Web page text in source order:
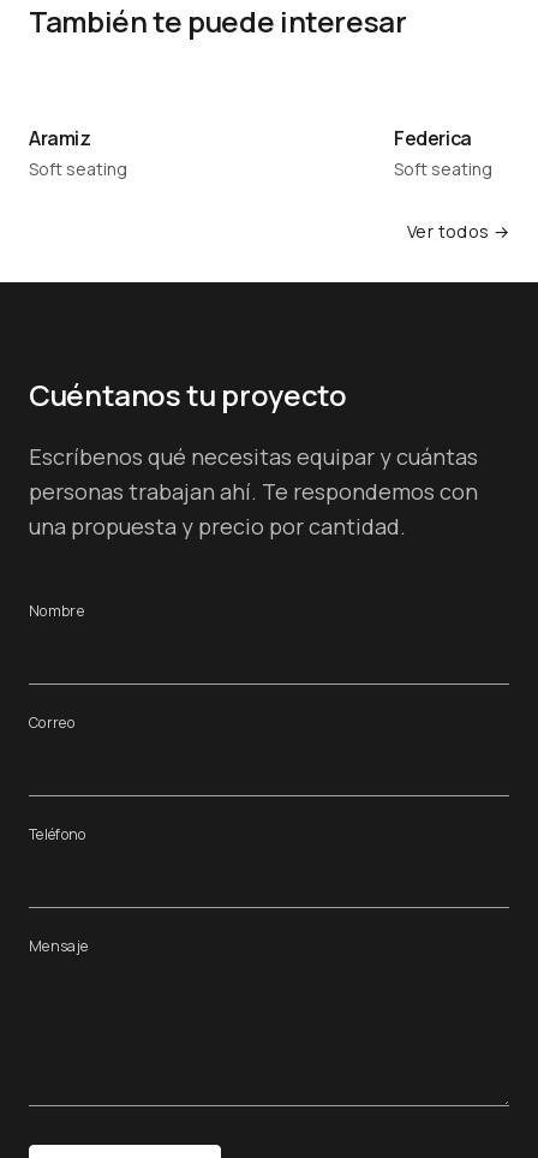
También te puede interesar
Aramiz
Soft seating
Federica
Soft seating
Ver todos →
Cuéntanos tu proyecto
Escríbenos qué necesitas equipar y cuántas
personas trabajan ahí. Te respondemos con
una propuesta y precio por cantidad.
Nombre
Correo
Teléfono
Mensaje